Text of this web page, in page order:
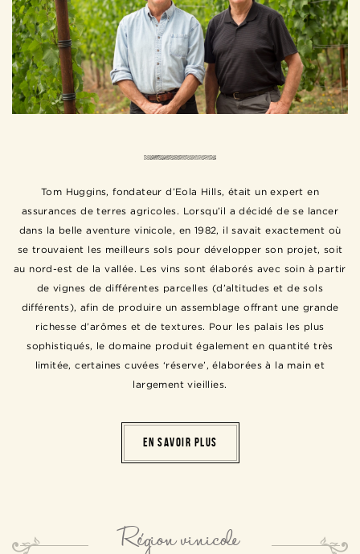
Tom Huggins, fondateur d’Eola Hills, était un expert en
assurances de terres agricoles. Lorsqu’il a décidé de se lancer
dans la belle aventure vinicole, en 1982, il savait exactement où
se trouvaient les meilleurs sols pour développer son projet, soit
au nord-est de la vallée. Les vins sont élaborés avec soin à partir
de vignes de différentes parcelles (d’altitudes et de sols
différents), afin de produire un assemblage offrant une grande
richesse d’arômes et de textures. Pour les palais les plus
sophistiqués, le domaine produit également en quantité très
limitée, certaines cuvées ‘réserve’, élaborées à la main et
largement vieillies.
EN SAVOIR PLUS
Région vinicole